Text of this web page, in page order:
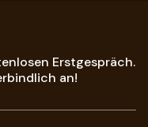
Erstgespräch.
an!